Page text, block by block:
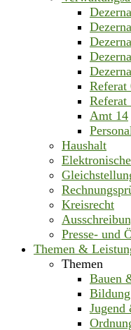
Referat
Referat
Amt 14
Haushalt
Kreisrecht
Presse- und
Themen &
Themen
Bauen